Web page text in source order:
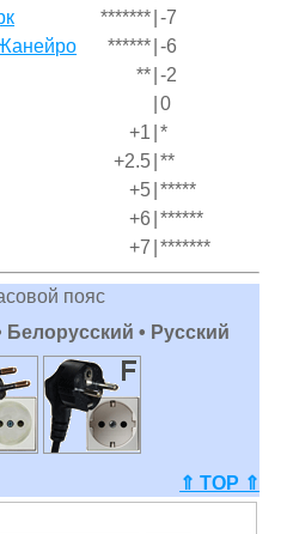
******* -7
****** -6
** -2
0
+1 *
+2.5 **
+5 *****
+6 ******
+7 *******
пояс
Белорусский • Русский
⇑ TOP ⇑